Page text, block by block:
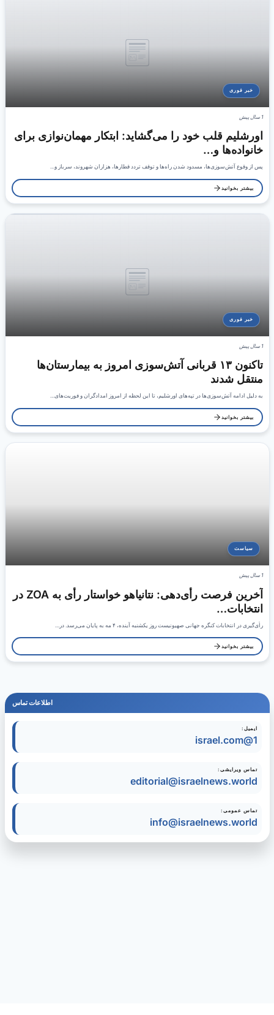
خبر فوری
1 سال پیش
اورشلیم قلب خود را می‌گشاید: ابتکار مهمان‌نوازی برای
خانواده‌ها و…
پس از وقوع آتش‌سوزی‌ها، مسدود شدن راه‌ها و توقف تردد قطارها، هزاران شهروند، سرباز و…
بیشتر بخوانید
خبر فوری
1 سال پیش
تاکنون ۱۳ قربانی آتش‌سوزی امروز به بیمارستان‌ها
منتقل شدند
به دلیل ادامه آتش‌سوزی‌ها در تپه‌های اورشلیم، تا این لحظه از امروز امدادگران و فوریت‌های…
بیشتر بخوانید
سیاست
1 سال پیش
آخرین فرصت رأی‌دهی: نتانیاهو خواستار رأی به ZOA در
انتخابات…
رأی‌گیری در انتخابات کنگره جهانی صهیونیست روز یکشنبه آینده، ۴ مه به پایان می‌رسد. در…
بیشتر بخوانید
اطلاعات تماس
ایمیل:
1@israel.com
تماس ویرایشی:
editorial@israelnews.world
تماس عمومی:
info@israelnews.world